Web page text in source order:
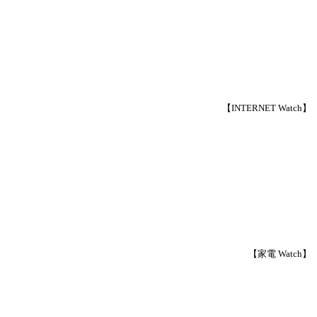
【INTERNET Watch】
【家電 Watch】